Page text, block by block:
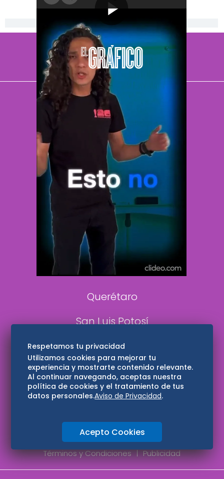
[Publicidad]
El Universal
Vive USA
Clase
De 10 sports
DeDinero
Confabulario
Aviso Oportuno
Consultas
Querétaro
San Luis Potosí
Edomex
Consultas
Hidalgo
Oaxaca
Aviso de privacidad
Directorio
Términos y Condiciones
Publicidad
Respetamos tu privacidad
Utilizamos cookies para mejorar tu
experiencia y mostrarte contenido relevante.
Al continuar navegando, aceptas nuestra
política de cookies y el tratamiento de tus
datos personales.Aviso de Privacidad.
Acepto Cookies